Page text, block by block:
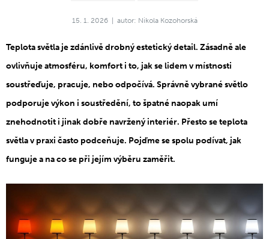
15. 1. 2026 autor: Nikola Kozohorská
Teplota světla je zdánlivě drobný estetický detail. Zásadně ale
ovlivňuje atmosféru, komfort i to, jak se lidem v místnosti
soustřeďuje, pracuje, nebo odpočívá. Správně vybrané světlo
podporuje výkon i soustředění, to špatné naopak umí
znehodnotit i jinak dobře navržený interiér. Přesto se teplota
světla v praxi často podceňuje. Pojďme se spolu podívat, jak
funguje a na co se při jejím výběru zaměřit.